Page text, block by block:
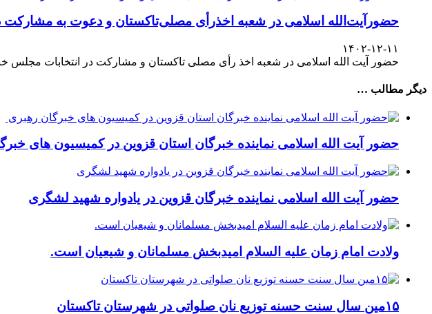
حضورآیت‌الله اسلامی در شعبه اخذرأی مصلی‌تاکستان و دعوت به مشارکت
۱۴۰۲-۱۲-۱۱
حضور آیت الله اسلامی در شعبه اخذ رأی مصلی تاکستان و مشارکت در انتخابات
دیگر مطالب …
حضور آیت الله اسلامی نماینده خبرگان استان قزوین در کمیسیون های
حضور آیت الله اسلامی نماینده خبرگان قزوین در یادواره شهید لشگری
ولادت امام زمان علیه السلام امیدبخش مسلمانان و شیعیان است.
۱۵مین سال سنت حسنه توزیع نان صلواتی در شهرستان تاکستان